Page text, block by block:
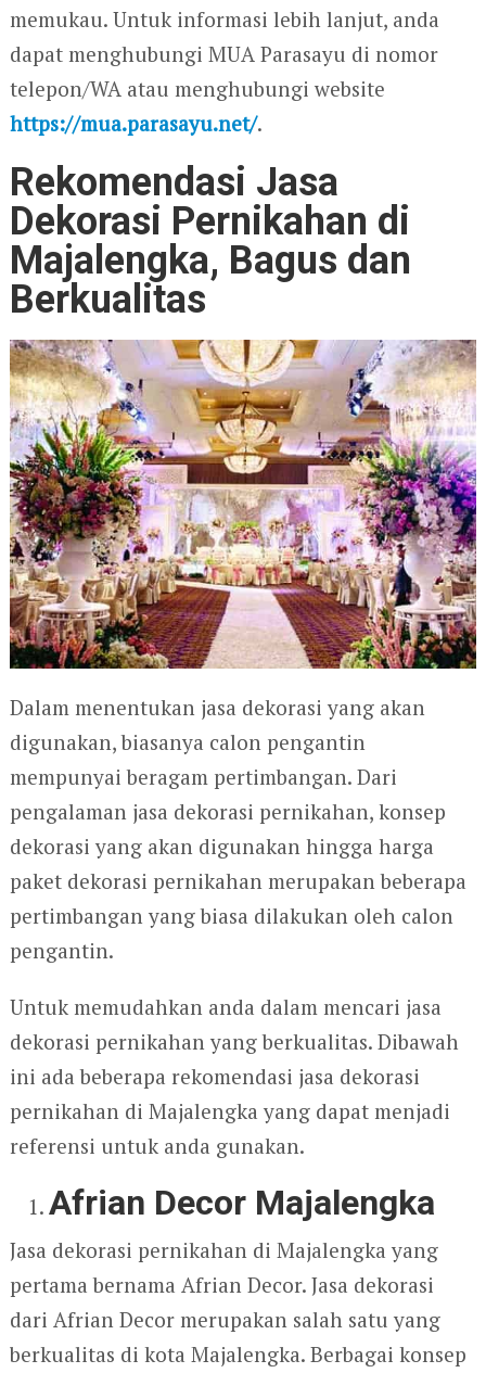
memukau. Untuk informasi lebih lanjut, anda
dapat menghubungi MUA Parasayu di nomor
telepon/WA atau menghubungi website
https://mua.parasayu.net/.
Rekomendasi Jasa
Dekorasi Pernikahan di
Majalengka, Bagus dan
Berkualitas
Dalam menentukan jasa dekorasi yang akan
digunakan, biasanya calon pengantin
mempunyai beragam pertimbangan. Dari
pengalaman jasa dekorasi pernikahan, konsep
dekorasi yang akan digunakan hingga harga
paket dekorasi pernikahan merupakan beberapa
pertimbangan yang biasa dilakukan oleh calon
pengantin.
Untuk memudahkan anda dalam mencari jasa
dekorasi pernikahan yang berkualitas. Dibawah
ini ada beberapa rekomendasi jasa dekorasi
pernikahan di Majalengka yang dapat menjadi
referensi untuk anda gunakan.
Afrian Decor Majalengka
Jasa dekorasi pernikahan di Majalengka yang
pertama bernama Afrian Decor. Jasa dekorasi
dari Afrian Decor merupakan salah satu yang
berkualitas di kota Majalengka. Berbagai konsep